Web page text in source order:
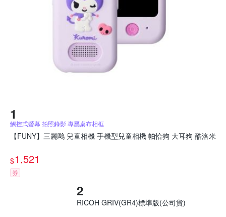
觸控式螢幕 拍照錄影 專屬桌布相框
【FUNY】三麗鷗 兒童相機 手機型兒童相機 帕恰狗 大耳狗 酷洛米
$1,521
券
RICOH GRIV(GR4)標準版(公司貨)